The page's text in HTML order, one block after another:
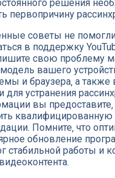
решения
первопричину
советы не
в поддержку
свою проблему
вашего
и браузера‚ а также
устранения
вы
Помните‚ что
обновление
стабильной работы и